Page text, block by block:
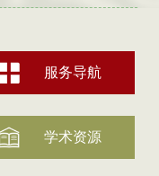
服务导航
学术资源